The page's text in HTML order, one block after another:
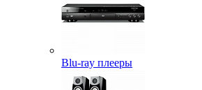
Blu-ray плееры